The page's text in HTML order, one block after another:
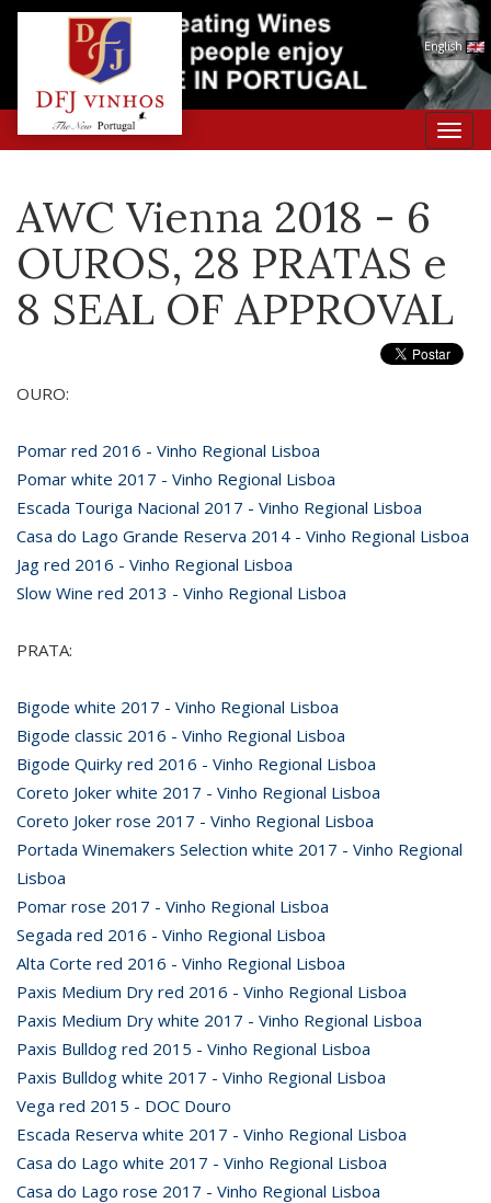
English
AWC Vienna 2018 - 6
OUROS, 28 PRATAS e
8 SEAL OF APPROVAL
OURO:
Pomar red 2016 - Vinho Regional Lisboa
Pomar white 2017 - Vinho Regional Lisboa
Escada Touriga Nacional 2017 - Vinho Regional Lisboa
Casa do Lago Grande Reserva 2014 - Vinho Regional Lisboa
Jag red 2016 - Vinho Regional Lisboa
Slow Wine red 2013 - Vinho Regional Lisboa
PRATA:
Bigode white 2017 - Vinho Regional Lisboa
Bigode classic 2016 - Vinho Regional Lisboa
Bigode Quirky red 2016 - Vinho Regional Lisboa
Coreto Joker white 2017 - Vinho Regional Lisboa
Coreto Joker rose 2017 - Vinho Regional Lisboa
Portada Winemakers Selection white 2017 - Vinho Regional
Lisboa
Pomar rose 2017 - Vinho Regional Lisboa
Segada red 2016 - Vinho Regional Lisboa
Alta Corte red 2016 - Vinho Regional Lisboa
Paxis Medium Dry red 2016 - Vinho Regional Lisboa
Paxis Medium Dry white 2017 - Vinho Regional Lisboa
Paxis Bulldog red 2015 - Vinho Regional Lisboa
Paxis Bulldog white 2017 - Vinho Regional Lisboa
Vega red 2015 - DOC Douro
Escada Reserva white 2017 - Vinho Regional Lisboa
Casa do Lago white 2017 - Vinho Regional Lisboa
Casa do Lago rose 2017 - Vinho Regional Lisboa